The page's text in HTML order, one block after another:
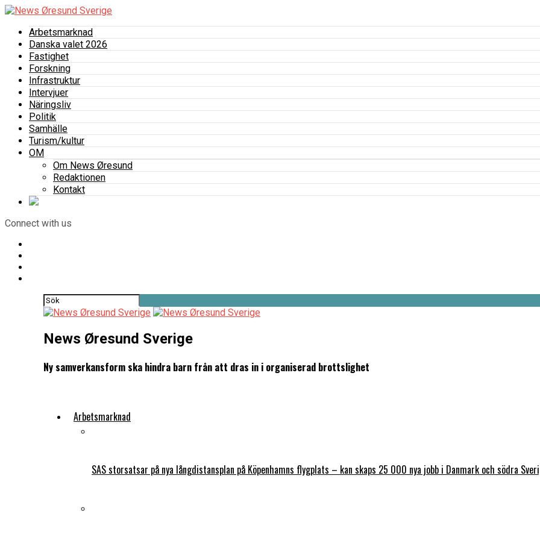
Arbetsmarknad
Danska valet 2026
Fastighet
Forskning
Infrastruktur
Intervjuer
Näringsliv
Politik
Samhälle
Turism/kultur
OM
Om News Øresund
Redaktionen
Kontakt
Connect with us
News Øresund Sverige
Ny samverkansform ska hindra barn från att dras in i organiserad brottslighet
Arbetsmarknad
SAS storsatsar på nya långdistansplan på Köpenhamns flygplats – kan skaps 25 000 nya jobb i Danmark och södra